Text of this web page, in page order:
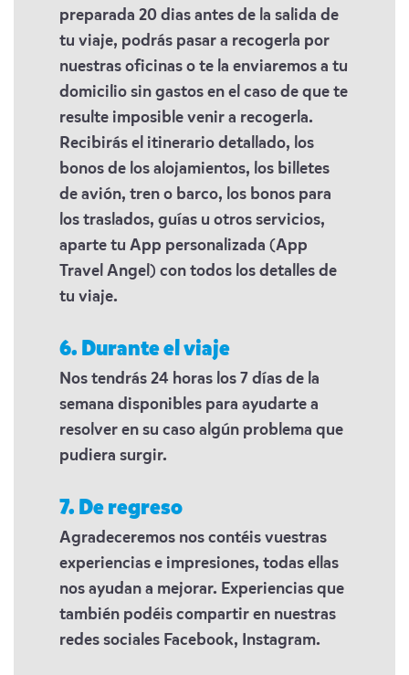
preparada 20 dias antes de la salida de
tu viaje, podrás pasar a recogerla por
nuestras oficinas o te la enviaremos a tu
domicilio sin gastos en el caso de que te
resulte imposible venir a recogerla.
Recibirás el itinerario detallado, los
bonos de los alojamientos, los billetes
de avión, tren o barco, los bonos para
los traslados, guías u otros servicios,
aparte tu App personalizada (App
Travel Angel) con todos los detalles de
tu viaje.
6. Durante el viaje
Nos tendrás 24 horas los 7 días de la
semana disponibles para ayudarte a
resolver en su caso algún problema que
pudiera surgir.
7. De regreso
Agradeceremos nos contéis vuestras
experiencias e impresiones, todas ellas
nos ayudan a mejorar. Experiencias que
también podéis compartir en nuestras
redes sociales Facebook, Instagram.